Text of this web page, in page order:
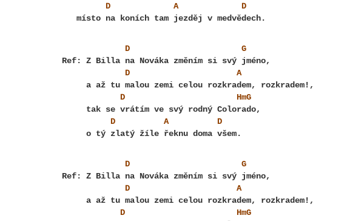
D
A
D
D
G
D
A
D
                       HmG
D
A
D
D
G
D
A
D
                       HmG